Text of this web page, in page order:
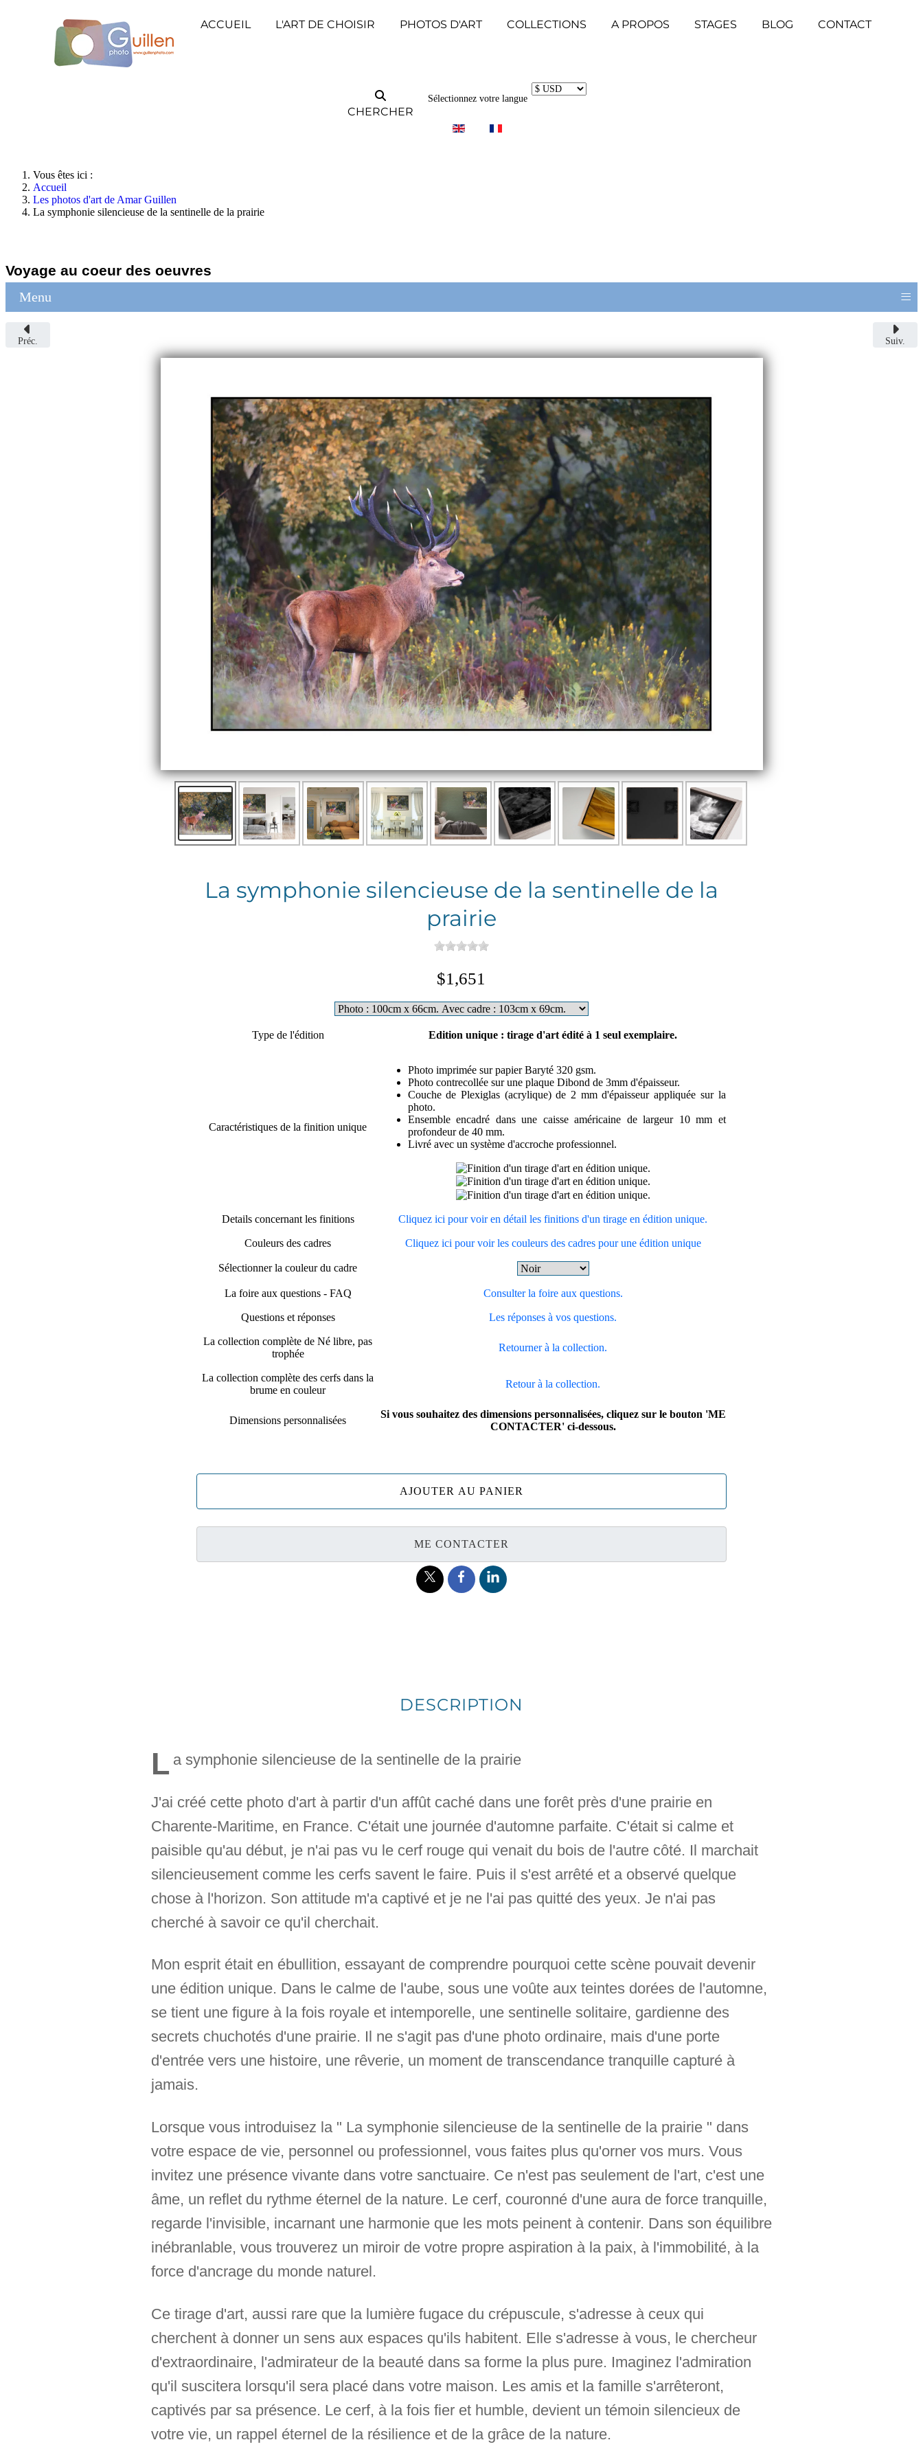
ACCUEIL L'ART DE CHOISIR PHOTOS D'ART COLLECTIONS A PROPOS STAGES BLOG CONTACT
CHERCHER
Sélectionnez votre langue
Vous êtes ici :
Accueil
Les photos d'art de Amar Guillen
La symphonie silencieuse de la sentinelle de la prairie
Voyage au coeur des oeuvres
Menu ≡
Préc. Suiv.
La symphonie silencieuse de la sentinelle de la
prairie
$1,651
Type de l'édition Edition unique : tirage d'art édité à 1 seul exemplaire.
Caractéristiques de la finition unique
Photo imprimée sur papier Baryté 320 gsm.
Photo contrecollée sur une plaque Dibond de 3mm d'épaisseur.
Couche de Plexiglas (acrylique) de 2 mm d'épaisseur appliquée sur la
photo.
Ensemble encadré dans une caisse américaine de largeur 10 mm et
profondeur de 40 mm.
Livré avec un système d'accroche professionnel.
Details concernant les finitions Cliquez ici pour voir en détail les finitions d'un tirage en édition unique.
Couleurs des cadres Cliquez ici pour voir les couleurs des cadres pour une édition unique
Sélectionner la couleur du cadre
La foire aux questions - FAQ Consulter la foire aux questions.
Questions et réponses Les réponses à vos questions.
La collection complète de Né libre, pas
trophée
Retourner à la collection.
La collection complète des cerfs dans la
brume en couleur
Retour à la collection.
Dimensions personnalisées
Si vous souhaitez des dimensions personnalisées, cliquez sur le bouton 'ME
CONTACTER' ci-dessous.
AJOUTER AU PANIER
ME CONTACTER
DESCRIPTION
L a symphonie silencieuse de la sentinelle de la prairie
J'ai créé cette photo d'art à partir d'un affût caché dans une forêt près d'une prairie en
Charente-Maritime, en France. C'était une journée d'automne parfaite. C'était si calme et
paisible qu'au début, je n'ai pas vu le cerf rouge qui venait du bois de l'autre côté. Il marchait
silencieusement comme les cerfs savent le faire. Puis il s'est arrêté et a observé quelque
chose à l'horizon. Son attitude m'a captivé et je ne l'ai pas quitté des yeux. Je n'ai pas
cherché à savoir ce qu'il cherchait.
Mon esprit était en ébullition, essayant de comprendre pourquoi cette scène pouvait devenir
une édition unique. Dans le calme de l'aube, sous une voûte aux teintes dorées de l'automne,
se tient une figure à la fois royale et intemporelle, une sentinelle solitaire, gardienne des
secrets chuchotés d'une prairie. Il ne s'agit pas d'une photo ordinaire, mais d'une porte
d'entrée vers une histoire, une rêverie, un moment de transcendance tranquille capturé à
jamais.
Lorsque vous introduisez la " La symphonie silencieuse de la sentinelle de la prairie " dans
votre espace de vie, personnel ou professionnel, vous faites plus qu'orner vos murs. Vous
invitez une présence vivante dans votre sanctuaire. Ce n'est pas seulement de l'art, c'est une
âme, un reflet du rythme éternel de la nature. Le cerf, couronné d'une aura de force tranquille,
regarde l'invisible, incarnant une harmonie que les mots peinent à contenir. Dans son équilibre
inébranlable, vous trouverez un miroir de votre propre aspiration à la paix, à l'immobilité, à la
force d'ancrage du monde naturel.
Ce tirage d'art, aussi rare que la lumière fugace du crépuscule, s'adresse à ceux qui
cherchent à donner un sens aux espaces qu'ils habitent. Elle s'adresse à vous, le chercheur
d'extraordinaire, l'admirateur de la beauté dans sa forme la plus pure. Imaginez l'admiration
qu'il suscitera lorsqu'il sera placé dans votre maison. Les amis et la famille s'arrêteront,
captivés par sa présence. Le cerf, à la fois fier et humble, devient un témoin silencieux de
votre vie, un rappel éternel de la résilience et de la grâce de la nature.